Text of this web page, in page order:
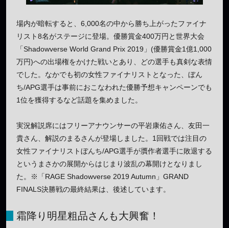
場内が暗転すると、6,000名の中から勝ち上がったファイナ
リスト8名がステージに登場。優勝賞金400万円と世界大会
「Shadowverse World Grand Prix 2019」(優勝賞金1億1,000
万円)への出場権をかけた戦いとあり、どの選手も真剣な表情
でした。なかでも初の女性ファイナリストとなった、ぼん
ち/APG選手は事前におこなわれた優勝予想キャンペーンでも
1位を獲得するなど話題を集めました。
実況解説席にはフリーアナウンサーの平岩康佑さん、友田一
貴さん、解説のまるさんが登場しました。1回戦では注目の
女性ファイナリストぼんち/APG選手が贋作者選手に敗退する
というまさかの展開からはじまり波乱の幕開けとなりまし
た。※「RAGE Shadowverse 2019 Autumn」GRAND
FINALS決勝戦の最終結果は、後述しています。
霜降り明星粗品さんも大興奮！